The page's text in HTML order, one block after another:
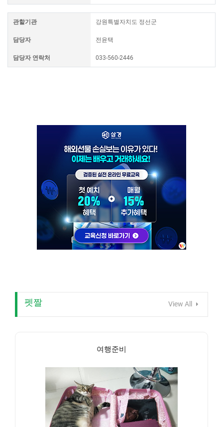
관할기관 강원특별자치도 정선군
담당자 전윤택
담당자 연락처 033-560-2446
펫짤 View All
여행준비